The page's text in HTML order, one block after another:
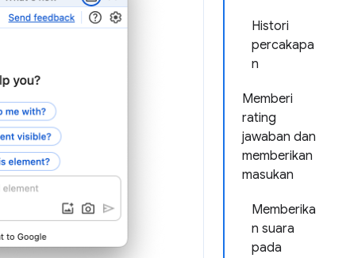
Histori
percakapa
n
Memberi
rating
jawaban dan
memberikan
masukan
Memberika
n suara
pada